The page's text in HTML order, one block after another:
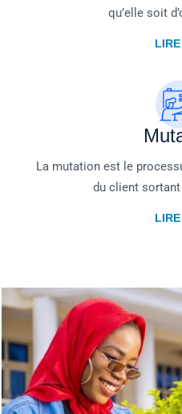
qu’elle soit
La mutation est le
du client